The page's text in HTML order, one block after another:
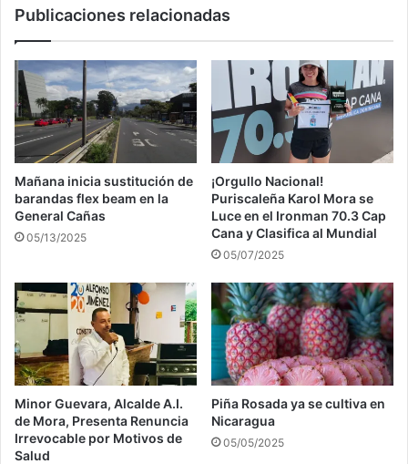
Publicaciones relacionadas
Mañana inicia sustitución de
barandas flex beam en la
General Cañas
05/13/2025
¡Orgullo Nacional!
Puriscaleña Karol Mora se
Luce en el Ironman 70.3 Cap
Cana y Clasifica al Mundial
05/07/2025
Minor Guevara, Alcalde A.I.
de Mora, Presenta Renuncia
Irrevocable por Motivos de
Salud
Piña Rosada ya se cultiva en
Nicaragua
05/05/2025